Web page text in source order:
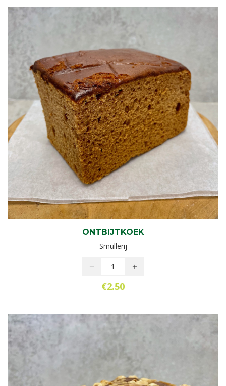
ONTBIJTKOEK
Smullerij
€2.50